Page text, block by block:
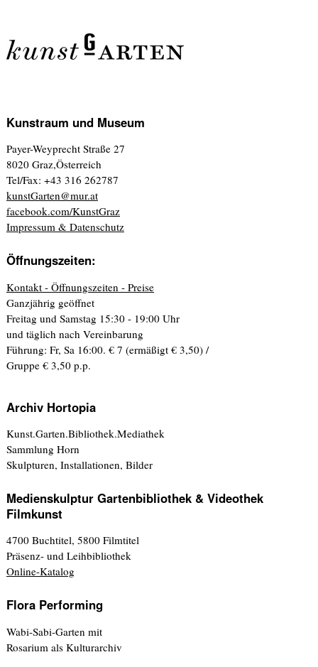
Kunstraum und Museum
Payer-Weyprecht Straße 27
8020 Graz,Österreich
Tel/Fax: +43 316 262787
kunstGarten@mur.at
facebook.com/KunstGraz
Impressum & Datenschutz
Öffnungszeiten:
Kontakt - Öffnungszeiten - Preise
Ganzjährig geöffnet
Freitag und Samstag 15:30 - 19:00 Uhr
und täglich nach Vereinbarung
Führung: Fr, Sa 16:00. € 7 (ermäßigt € 3,50) /
Gruppe € 3,50 p.p.
Archiv Hortopia
Kunst.Garten.Bibliothek.Mediathek
Sammlung Horn
Skulpturen, Installationen, Bilder
Medienskulptur Gartenbibliothek & Videothek
Filmkunst
4700 Buchtitel, 5800 Filmtitel
Präsenz- und Leihbibliothek
Online-Katalog
Flora Performing
Wabi-Sabi-Garten mit
Rosarium als Kulturarchiv